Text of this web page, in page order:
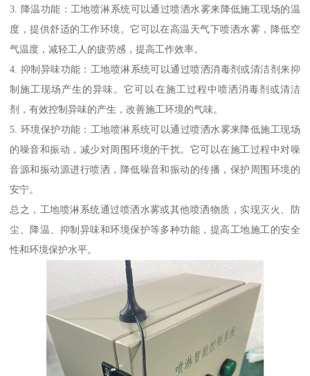
3. 降温功能：工地喷淋系统可以通过喷洒水雾来降低施工现场的温
度，提供舒适的工作环境。它可以在高温天气下喷洒水雾，降低空
气温度，减轻工人的疲劳感，提高工作效率。
4. 抑制异味功能：工地喷淋系统可以通过喷洒消毒剂或清洁剂来抑
制施工现场产生的异味。它可以在施工过程中喷洒消毒剂或清洁
剂，有效控制异味的产生，改善施工环境的气味。
5. 环境保护功能：工地喷淋系统可以通过喷洒水雾来降低施工现场
的噪音和振动，减少对周围环境的干扰。它可以在施工过程中对噪
音源和振动源进行喷洒，降低噪音和振动的传播，保护周围环境的
安宁。
总之，工地喷淋系统通过喷洒水雾或其他喷洒物质，实现灭火、防
尘、降温、抑制异味和环境保护等多种功能，提高工地施工的安全
性和环境保护水平。